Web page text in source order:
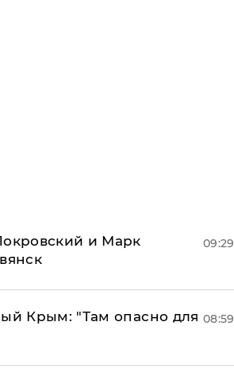
и Марк
09:29
Крым: "Там опасно для 08:59